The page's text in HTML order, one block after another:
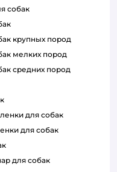
собак
крупных пород
мелких пород
средних пород
для собак
для собак
для собак